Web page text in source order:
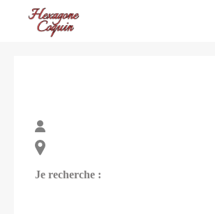
Je recherche :